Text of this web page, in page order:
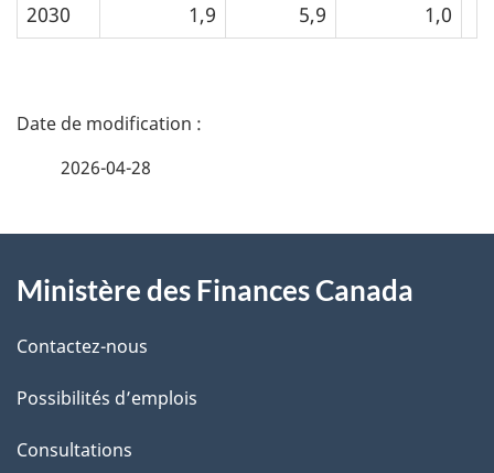
2030
1,9 5,9 1,0
D
i
l
s
d
2026-04-28
propos
de
ce
site
Ministère des Finances Canada
Contactez-nous
Possibilités d’emplois
Consultations